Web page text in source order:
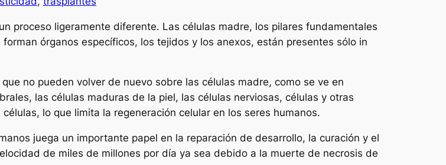
proceso ligeramente diferente. Las células madre, los pilares fundamentales
órganos específicos, los tejidos y los anexos, están presentes sólo in
no pueden volver de nuevo sobre las células madre, como se ve en
las células maduras de la piel, las células nerviosas, células y otras
lo que limita la regeneración celular en los seres humanos.
juega un importante papel en la reparación de desarrollo, la curación y el
de miles de millones por día ya sea debido a la muerte de necrosis de